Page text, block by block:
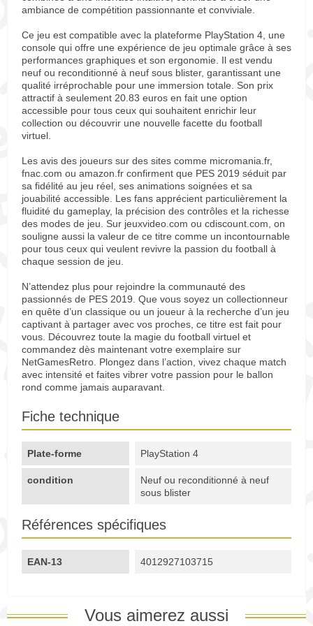
ambiance de compétition passionnante et conviviale.
Ce jeu est compatible avec la plateforme PlayStation 4, une
console qui offre une expérience de jeu optimale grâce à ses
performances graphiques et son ergonomie. Il est vendu
neuf ou reconditionné à neuf sous blister, garantissant une
qualité irréprochable pour une immersion totale. Son prix
attractif à seulement 20.83 euros en fait une option
accessible pour tous ceux qui souhaitent enrichir leur
collection ou découvrir une nouvelle facette du football
virtuel.
Les avis des joueurs sur des sites comme micromania.fr,
fnac.com ou amazon.fr confirment que PES 2019 séduit par
sa fidélité au jeu réel, ses animations soignées et sa
jouabilité accessible. Les fans apprécient particulièrement la
fluidité du gameplay, la précision des contrôles et la richesse
des modes de jeu. Sur jeuxvideo.com ou cdiscount.com, on
souligne aussi la valeur de ce titre comme un incontournable
pour tous ceux qui veulent revivre la passion du football à
chaque session de jeu.
N’attendez plus pour rejoindre la communauté des
passionnés de PES 2019. Que vous soyez un collectionneur
en quête d’un classique ou un joueur à la recherche d’un jeu
captivant à partager avec vos proches, ce titre est fait pour
vous. Découvrez toute la magie du football virtuel et
commandez dès maintenant votre exemplaire sur
NetGamesRetro. Plongez dans l’action, vivez chaque match
avec intensité et faites vibrer votre passion pour le ballon
rond comme jamais auparavant.
Fiche technique
Plate-forme PlayStation 4
condition
Neuf ou reconditionné à neuf
sous blister
Références spécifiques
EAN-13 4012927103715
Vous aimerez aussi